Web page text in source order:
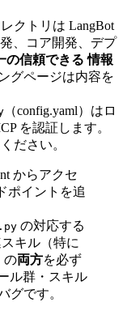
クトリは LangBot
、コア開発、デプ
の信頼できる 情報
グページは内容を
（config.yaml）はロ
を認証します。
ださい。
からアクセ
ポイントを追
の対応する
キル（特に
の両方を必ず
ル群・スキル
グです。